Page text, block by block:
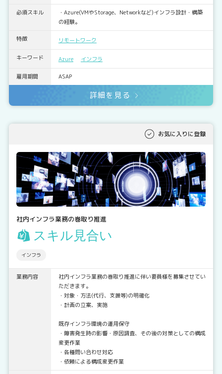
必須スキル
・Azure(VMやStorage、Networkなど)インフラ設計・構築
の経験。
特徴 リモートワーク
キーワード Azure インフラ
雇用期間 ASAP
詳細を見る
お気に入りに登録
社内インフラ業務の巻取り推進
スキル見合い
インフラ
業務内容
社内インフラ業務の巻取り推進に伴い要員様を募集させてい
ただきます。
・対象・方法(代行、支援等)の明確化
・計画の立案、実施
既存インフラ環境の運用保守
・障害発生時の影響・原因調査、その後の対策としての構成
変更作業
・各種問い合わせ対応
・依頼による構成変更作業